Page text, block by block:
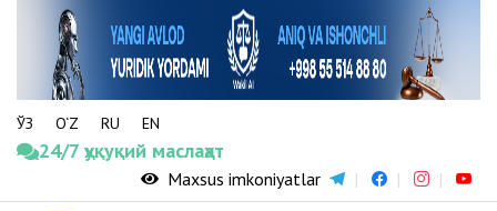
ЎЗ O‘Z RU EN
24/7 ҳуқуқий маслаҳат
Maxsus imkoniyatlar